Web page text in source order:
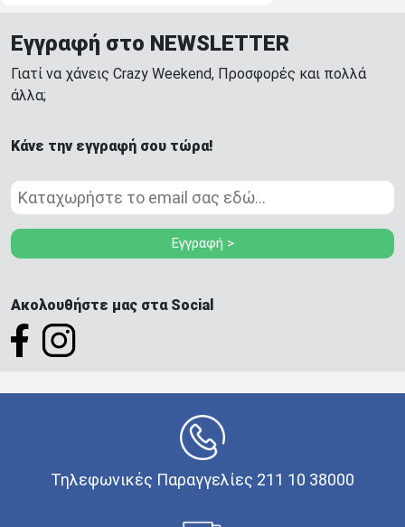
Εγγραφή στο NEWSLETTER
Γιατί να χάνεις Crazy Weekend, Προσφορές και πολλά
άλλα;
Κάνε την εγγραφή σου τώρα!
Εγγραφή >
Ακολουθήστε μας στα Social
Τηλεφωνικές Παραγγελίες 211 10 38000